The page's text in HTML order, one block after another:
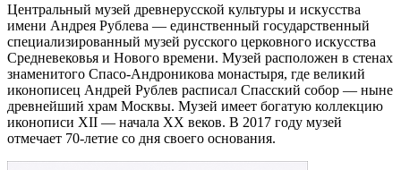
Центральный музей древнерусской культуры и искусства
имени Андрея Рублева — единственный государственный
специализированный музей русского церковного искусства
Средневековья и Нового времени. Музей расположен в стенах
знаменитого Спасо-Андроникова монастыря, где великий
иконописец Андрей Рублев расписал Спасский собор — ныне
древнейший храм Москвы. Музей имеет богатую коллекцию
иконописи XII — начала XX веков. В 2017 году музей
отмечает 70-летие со дня своего основания.